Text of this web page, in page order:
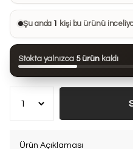
Bu ürünü 23 kişi favorilerine
Bu ürün son 24 saatte74 kez
Şu anda 1 kişi bu ürünü
Stokta yalnızca 5 ürün kaldı
Ürün Açıklaması